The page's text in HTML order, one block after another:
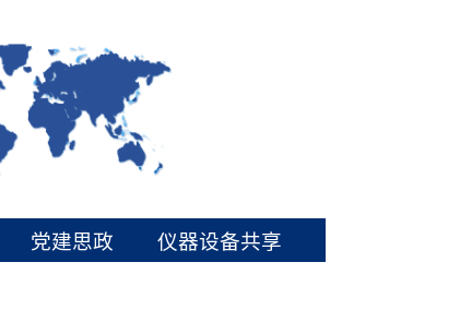
党建思政 仪器设备共享